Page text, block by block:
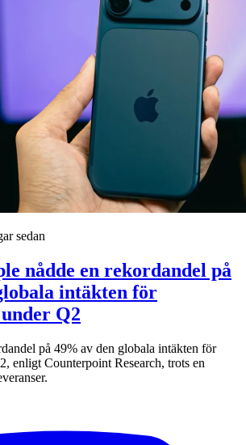
sedan
nådde en rekordandel på
intäkten för
Q2
på 49% av den globala intäkten för
enligt Counterpoint Research, trots en